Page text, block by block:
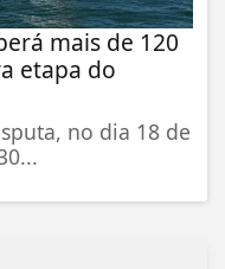
mais de 120
etapa do
no dia 18 de